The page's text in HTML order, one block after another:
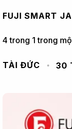
FUJI SMART
4 trong 1 trong
TÀI ĐỨC 30